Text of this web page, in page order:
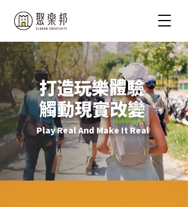
打造玩樂體驗​
​觸動現實改變
Play Real And Make It Real